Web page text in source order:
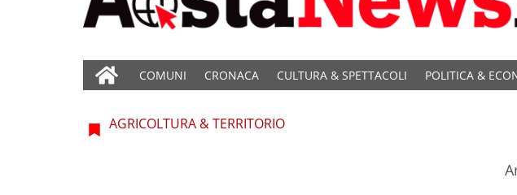
COMUNI CRONACA CULTURA & SPETTACOLI POLITICA &
AGRICOLTURA & TERRITORIO